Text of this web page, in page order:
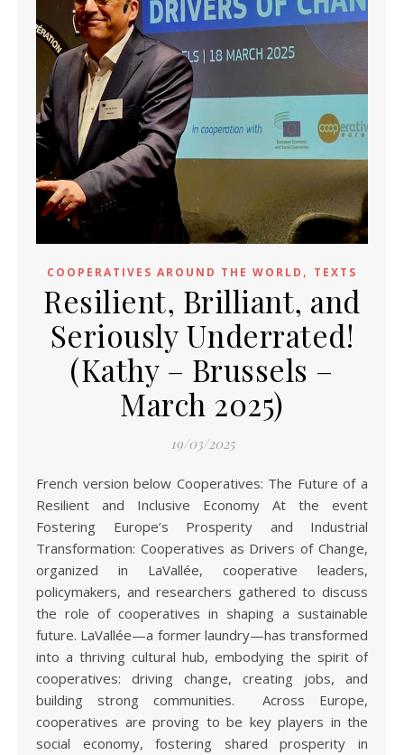
COOPERATIVES AROUND THE WORLD , TEXTS
Resilient, Brilliant, and
Seriously Underrated!
(Kathy – Brussels –
March 2025)
19/03/2025
French version below Cooperatives: The Future of a
Resilient and Inclusive Economy At the event
Fostering Europe’s Prosperity and Industrial
Transformation: Cooperatives as Drivers of Change,
organized in LaVallée, cooperative leaders,
policymakers, and researchers gathered to discuss
the role of cooperatives in shaping a sustainable
future. LaVallée—a former laundry—has transformed
into a thriving cultural hub, embodying the spirit of
cooperatives: driving change, creating jobs, and
building strong communities. Across Europe,
cooperatives are proving to be key players in the
social economy, fostering shared prosperity in